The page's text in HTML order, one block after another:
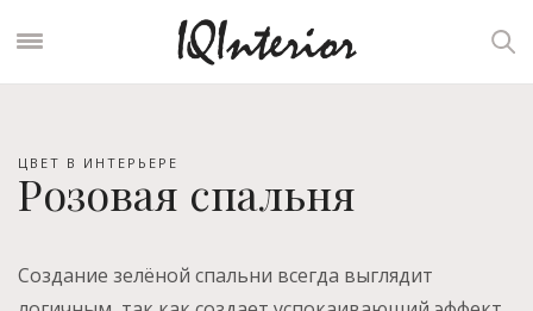
ЦВЕТ В ИНТЕРЬЕРЕ
Розовая спальня
Создание зелёной спальни всегда выглядит